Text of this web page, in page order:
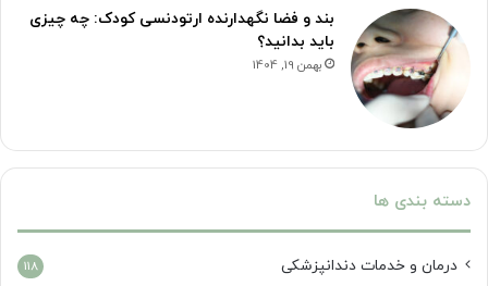
بند و فضا نگهدارنده ارتودنسی کودک: چه چیزی
باید بدانید؟
بهمن 19, 1404
دسته بندی ها
درمان‌ و خدمات دندانپزشکی 118